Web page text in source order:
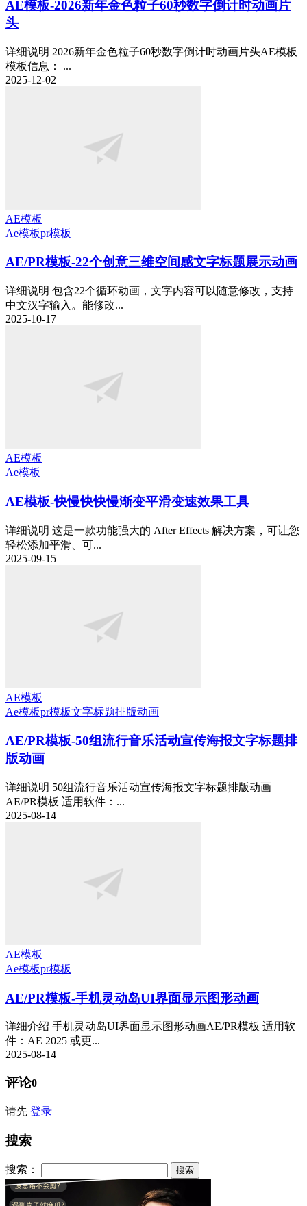
AE模板-2026新年金色粒子60秒数字倒计时动画片
头
详细说明 2026新年金色粒子60秒数字倒计时动画片头AE模板
模板信息： ...
2025-12-02
AE模板
Ae模板pr模板
AE/PR模板-22个创意三维空间感文字标题展示动画
详细说明 包含22个循环动画，文字内容可以随意修改，支持
中文汉字输入。能修改...
2025-10-17
AE模板
Ae模板
AE模板-快慢快快慢渐变平滑变速效果工具
详细说明 这是一款功能强大的 After Effects 解决方案，可让您
轻松添加平滑、可...
2025-09-15
AE模板
Ae模板pr模板文字标题排版动画
AE/PR模板-50组流行音乐活动宣传海报文字标题排
版动画
详细说明 50组流行音乐活动宣传海报文字标题排版动画
AE/PR模板 适用软件：...
2025-08-14
AE模板
Ae模板pr模板
AE/PR模板-手机灵动岛UI界面显示图形动画
详细介绍 手机灵动岛UI界面显示图形动画AE/PR模板 适用软
件：AE 2025 或更...
2025-08-14
评论0
请先 登录
搜索
搜索：